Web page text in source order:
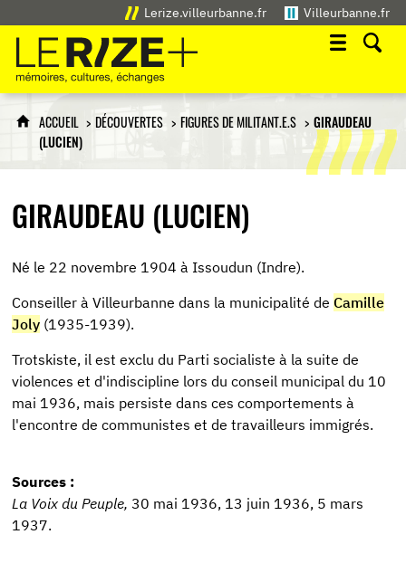
Lerize.villeurbanne.fr Villeurbanne.fr
Le Rize+
mémoires, cultures, échanges
ACCUEIL DÉCOUVERTES FIGURES DE MILITANT.E.S
GIRAUDEAU
(LUCIEN)
GIRAUDEAU (LUCIEN)
Né le 22 novembre 1904 à Issoudun (Indre).
Conseiller à Villeurbanne dans la municipalité deCamille
Joly (1935-1939).
Trotskiste, il est exclu du Parti socialiste à la suite de
violences et d'indiscipline lors du conseil municipal du 10
mai 1936, mais persiste dans ces comportements à
l'encontre de communistes et de travailleurs immigrés.
Sources :
La Voix du Peuple,30 mai 1936, 13 juin 1936, 5 mars
1937.